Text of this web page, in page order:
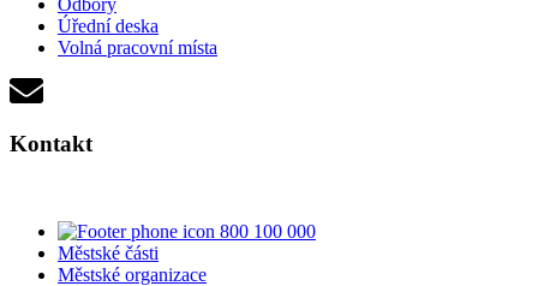
Odbory
Úřední deska
Volná pracovní místa
Kontakt
800 100 000
Městské části
Městské organizace